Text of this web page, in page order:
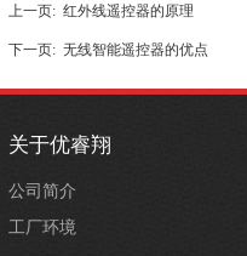
上一页: 红外线遥控器的原理
下一页: 无线智能遥控器的优点
关于优睿翔
公司简介
工厂环境